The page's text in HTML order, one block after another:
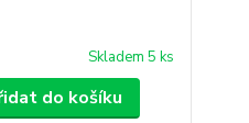
Skladem 5 ks
do košíku